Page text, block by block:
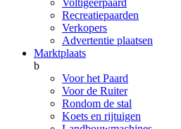
Voltigeerpaard
Recreatiepaarden
Verkopers
Advertentie plaatsen
Marktplaats
b
Voor het Paard
Voor de Ruiter
Rondom de stal
Koets en rijtuigen